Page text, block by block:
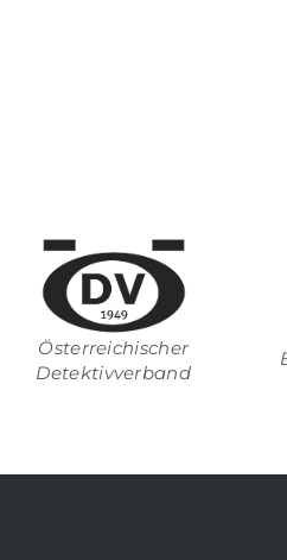
Österreichischer
Detektivverband